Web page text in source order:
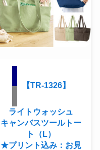
【TR-1326】
ライトウォッシュ
キャンバスツールトー
ト（L）
★プリント込み：お見